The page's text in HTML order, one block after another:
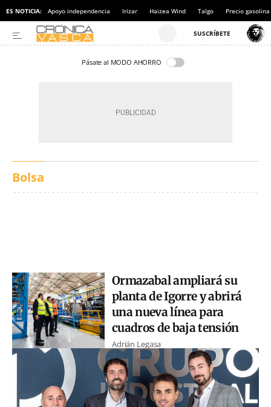
ES NOTICIA: Apoyo independencia Irizar Haizea Wind Talgo Precio gasolina
Pásate al MODO AHORRO
Bolsa
Ormazabal ampliará su
planta de Igorre y abrirá
una nueva línea para
cuadros de baja tensión
Adrián Legasa